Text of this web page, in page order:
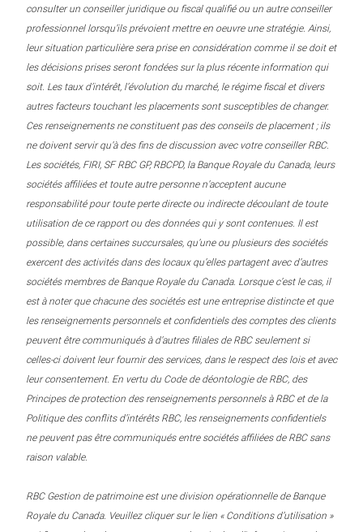
consulter un conseiller juridique ou fiscal qualifié ou un autre conseiller
professionnel lorsqu’ils prévoient mettre en oeuvre une stratégie. Ainsi,
leur situation particulière sera prise en considération comme il se doit et
les décisions prises seront fondées sur la plus récente information qui
soit. Les taux d’intérêt, l’évolution du marché, le régime fiscal et divers
autres facteurs touchant les placements sont susceptibles de changer.
Ces renseignements ne constituent pas des conseils de placement ; ils
ne doivent servir qu’à des fins de discussion avec votre conseiller RBC.
Les sociétés, FIRI, SF RBC GP, RBCPD, la Banque Royale du Canada, leurs
sociétés affiliées et toute autre personne n’acceptent aucune
responsabilité pour toute perte directe ou indirecte découlant de toute
utilisation de ce rapport ou des données qui y sont contenues. Il est
possible, dans certaines succursales, qu’une ou plusieurs des sociétés
exercent des activités dans des locaux qu’elles partagent avec d’autres
sociétés membres de Banque Royale du Canada. Lorsque c’est le cas, il
est à noter que chacune des sociétés est une entreprise distincte et que
les renseignements personnels et confidentiels des comptes des clients
peuvent être communiqués à d’autres filiales de RBC seulement si
celles-ci doivent leur fournir des services, dans le respect des lois et avec
leur consentement. En vertu du Code de déontologie de RBC, des
Principes de protection des renseignements personnels à RBC et de la
Politique des conflits d’intérêts RBC, les renseignements confidentiels
ne peuvent pas être communiqués entre sociétés affiliées de RBC sans
raison valable.
RBC Gestion de patrimoine est une division opérationnelle de Banque
Royale du Canada. Veuillez cliquer sur le lien « Conditions d’utilisation »